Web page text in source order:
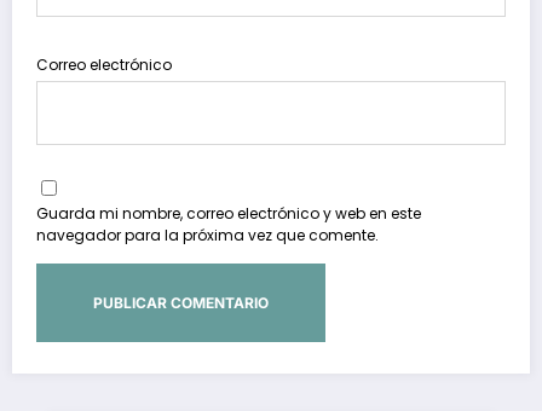
Correo electrónico
Guarda mi nombre, correo electrónico y web en este
navegador para la próxima vez que comente.